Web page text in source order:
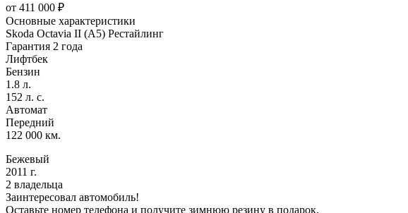
от 411 000 ₽
Основные характеристики
Skoda Octavia II (A5) Рестайлинг
Гарантия 2 года
Лифтбек
Бензин
1.8 л.
152 л. с.
Автомат
Передний
122 000 км.
Бежевый
2011 г.
2 владельца
Заинтересовал автомобиль!
Оставьте номер телефона и получите зимнюю резину в подарок.